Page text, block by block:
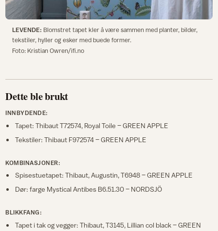
LEVENDE: Blomstret tapet kler å være sammen med planter, bilder,
tekstiler, hyller og esker med buede former.
Foto: Kristian Owren/ifi.no
Dette ble brukt
INNBYDENDE:
Tapet: Thibaut T72574, Royal Toile – GREEN APPLE
Tekstiler: Thibaut F972574 – GREEN APPLE
KOMBINASJONER:
Spisestuetapet: Thibaut, Augustin, T6948 – GREEN APPLE
Dør: farge Mystical Antibes B6.51.30 – NORDSJÖ
BLIKKFANG:
Tapet i tak og vegger: Thibaut, T3145, Lillian col black – GREEN